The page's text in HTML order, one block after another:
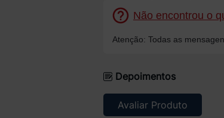
Não encontrou o
Atenção: Todas as
Depoimentos
Avaliar Produto